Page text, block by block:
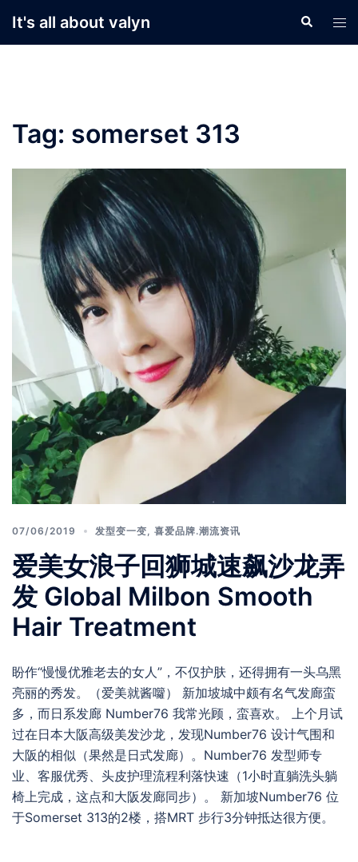
It's all about valyn Search
Tag: somerset 313
07/06/2019 发型变一变 喜爱品牌.潮流资讯
爱美女浪子回狮城速飙沙龙弄
发 Global Milbon Smooth
Hair Treatment
盼作“慢慢优雅老去的女人”，不仅护肤，还得拥有一头乌黑
亮丽的秀发。（爱美就酱囖） 新加坡城中颇有名气发廊蛮
多，而日系发廊 Number76 我常光顾，蛮喜欢。 上个月试
过在日本大阪高级美发沙龙，发现Number76 设计气围和
大阪的相似（果然是日式发廊）。Number76 发型师专
业、客服优秀、头皮护理流程利落快速（1小时直躺洗头躺
椅上完成，这点和大阪发廊同步）。 新加坡Number76 位
于Somerset 313的2楼，搭MRT 步行3分钟抵达很方便。